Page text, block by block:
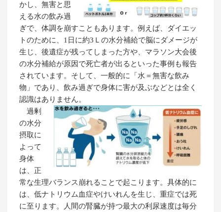
かし、無害と思
える水の飲み過
ぎで、体調を崩すこともあります。例えば、ダイエッ
トのために、1日に約3Ｌの水分補給で脳にダメージが
生じ、後遺症が残ってしまった方や、マラソン大会後
の水分補給が原因で死亡者が出るといった事例も報告
されています。そして、一般的に「水＝無害な飲み
物」であり、飲み過ぎで身体に害が及ぶなどとは全く
認識はありません。
過剰
の水分
摂取に
よって
身体
は、正
常な生理バランス崩れることで起こります。具体的に
は、低ナトリウム血症やけいれんを生じ、重症では死
に至ります。人間の腎臓が持つ最大の利尿速度は毎分